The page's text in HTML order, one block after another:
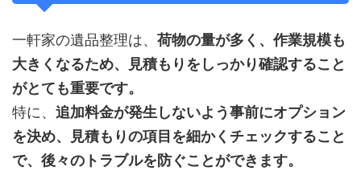
一軒家の遺品整理は、 荷物の量が多く、作業規模も
大きくなるため、見積もりをしっかり確認すること
がとても重要です。
特に、 追加料金が発生しないよう事前にオプション
を決め、見積もりの項目を細かくチェックすること
で、後々のトラブルを防ぐことができます。